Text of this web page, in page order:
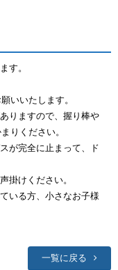
す。
いいたします。
りますので、握り棒や
りください。
が完全に止まって、ド
掛けください。
いる方、小さなお子様
一覧に戻る